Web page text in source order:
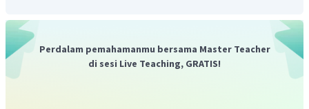
Perdalam pemahamanmu bersama Master Teacher
di sesi Live Teaching, GRATIS!